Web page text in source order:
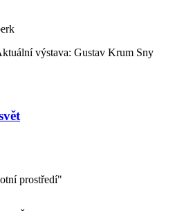
výstava: Gustav Krum Sny
prostředí"